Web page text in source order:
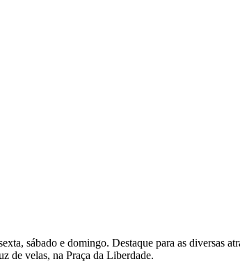
sábado e domingo. Destaque para as diversas
de velas, na Praça da Liberdade.